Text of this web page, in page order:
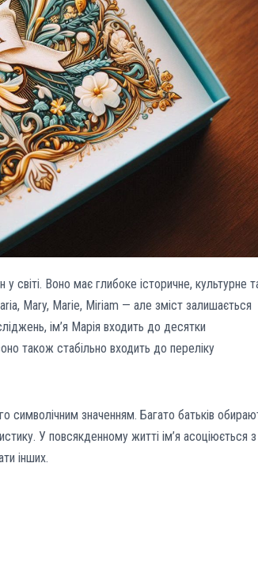
світі. Воно має глибоке історичне, культурне
Mary, Marie, Miriam — але зміст залишається
ім’я Марія входить до десятки
також стабільно входить до переліку
символічним значенням. Багато батьків
У повсякденному житті ім’я асоціюється з
інших.